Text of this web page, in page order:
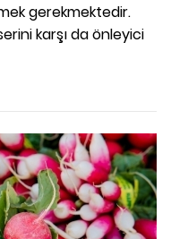
gerekmektedir.
karşı da önleyici